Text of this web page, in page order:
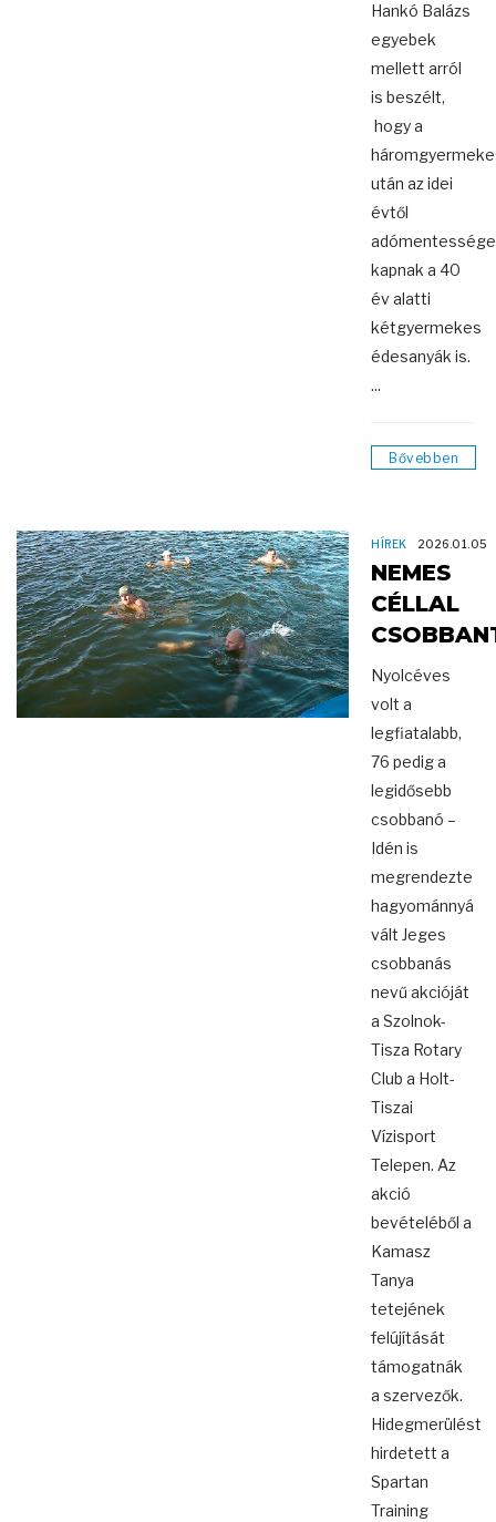
Hankó Balázs
egyebek
mellett arról
is beszélt,
hogy a
után az idei
évtől
kapnak a 40
év alatti
kétgyermekes
édesanyák is.
...
Bővebben
HÍREK 2026.01.05
NEMES
CÉLLAL
Nyolcéves
volt a
legfiatalabb,
76 pedig a
legidősebb
csobbanó –
Idén is
megrendezte
hagyománnyá
vált Jeges
csobbanás
nevű akcióját
a Szolnok-
Tisza Rotary
Club a Holt-
Tiszai
Vízisport
Telepen. Az
akció
bevételéből a
Kamasz
Tanya
tetejének
felújítását
támogatnák
a szervezők.
Hidegmerülést
hirdetett a
Spartan
Training